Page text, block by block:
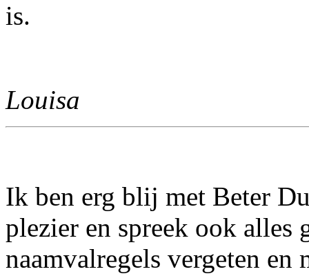
is.
Louisa
Ik ben erg blij met Beter
plezier en spreek ook alles
naamvalregels vergeten